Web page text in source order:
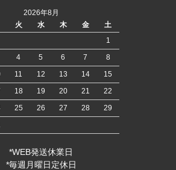
2026年8月
火 水 木 金
土
1
4 5 6 7
8
11 12 13 14
15
18 19 20 21
22
25 26 27 28
29
*WEB発送休業日
*毎週月曜日定休日